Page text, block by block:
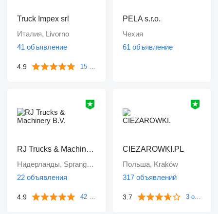
Truck Impex srl
Италия, Livorno
41 объявление
4.9 15 отзывов
PELA s.r.o.
Чехия
61 объявление
RJ Trucks & Machinery B.V.
Нидерланды, Sprang-Capelle
22 объявления
4.9 42 отзыва
CIEZAROWKI.PL
Польша, Kraków
317 объявлений
3.7 3 отзыва